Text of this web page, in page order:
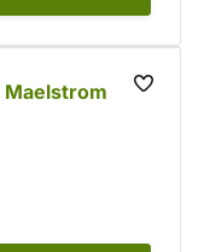
Maelstrom